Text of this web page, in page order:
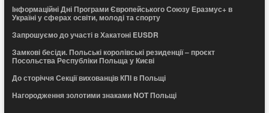
Інформаційні Дні Програми Європейського Союзу Еразмус+ в
Україні у сферах освіти, молоді та спорту
Запрошуємо до участі в Хакатоні EUSDR
Замкові бесіди. Польські королівські резиденції – проєкт
Посольства Республіки Польща у Києві
До сторіччя Секції вихованців КПІ в Польщі
Нагородження золотими знаками NOT Польщі